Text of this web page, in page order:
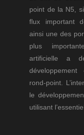
point de la N5,
flux important
ainsi une des
plus
artificielle a
rond-point.
le
utilisant